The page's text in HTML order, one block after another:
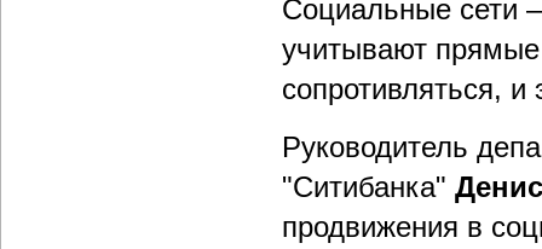
Социальные сети
учитывают прямые
сопротивляться,
Руководитель
"Ситибанка"
продвижения в